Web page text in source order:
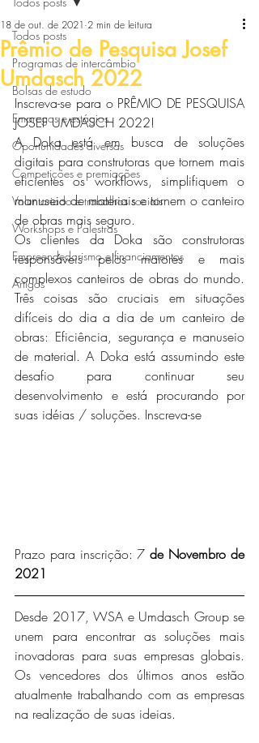
Todos posts
Programas de intercâmbio
Bolsas de estudo
Empregos e estágios
Oportunidades diversas
Competições e premiações
Voluntariado e trabalhos sociais
Workshops e Palestras
Empreendedorismo e financiamentos
Artigos
Prêmio de Pesquisa Josef
Umdasch 2022
18 de out. de 2021 2 min de leitura
Inscreva-se para o PRÊMIO DE PESQUISA
JOSEF UMDASCH 2022!
A Doka está em busca de soluções
digitais para construtoras que tornem mais
eficientes os workflows, simplifiquem o
manuseio de materiais e tornem o canteiro
de obras mais seguro.
Os clientes da Doka são construtoras
responsáveis ​​pelos maiores e mais
complexos canteiros de obras do mundo.
Três coisas são cruciais em situações
difíceis do dia a dia de um canteiro de
obras: Eficiência, segurança e manuseio
de material. A Doka está assumindo este
desafio para continuar seu
desenvolvimento e está procurando por
suas idéias / soluções. Inscreva-se
Prazo para inscrição: 7 de Novembro de
2021
Desde 2017, WSA e Umdasch Group se
unem para encontrar as soluções mais
inovadoras para suas empresas globais.
Os vencedores dos últimos anos estão
atualmente trabalhando com as empresas
na realização de suas ideias.